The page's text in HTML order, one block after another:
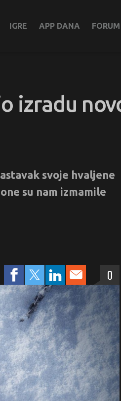
IGRE APP DANA FORUM
izradu
svoje hvaljene
su nam izmamile
0